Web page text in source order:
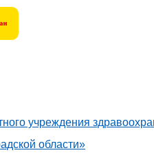
учреждения
области»